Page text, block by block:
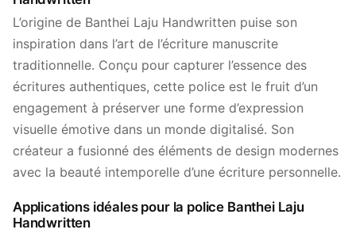
L’origine de Banthei Laju Handwritten puise son
inspiration dans l’art de l’écriture manuscrite
traditionnelle. Conçu pour capturer l’essence des
écritures authentiques, cette police est le fruit d’un
engagement à préserver une forme d’expression
visuelle émotive dans un monde digitalisé. Son
créateur a fusionné des éléments de design modernes
avec la beauté intemporelle d’une écriture personnelle.
Applications idéales pour la police Banthei Laju
Handwritten